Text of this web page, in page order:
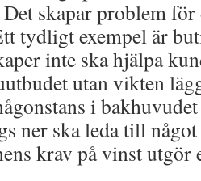
skapar problem
tydligt exempel är
inte ska hjälpa
utan vikten
i
ner ska leda till
krav på vinst utgör